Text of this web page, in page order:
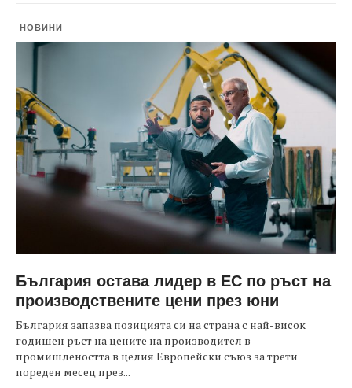
НОВИНИ
България остава лидер в ЕС по ръст на
производствените цени през юни
България запазва позицията си на страна с най-висок
годишен ръст на цените на производител в
промишлеността в целия Европейски съюз за трети
пореден месец през...